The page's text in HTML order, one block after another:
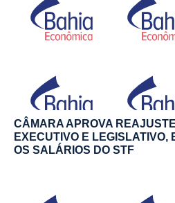
CÂMARA APROVA
EXECUTIVO E LEGISLATIVO,
OS SALÁRIOS DO STF